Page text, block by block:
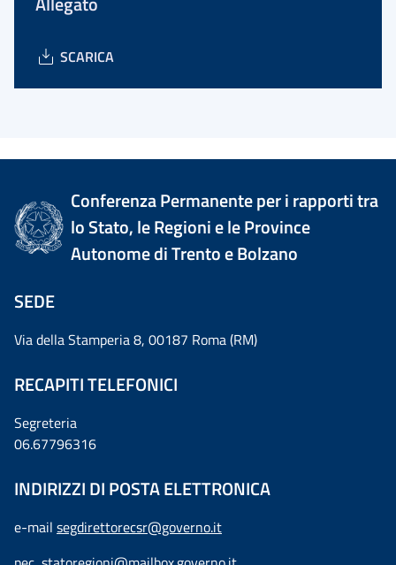
SCARICA
Conferenza Permanente per i rapporti tra
lo Stato, le Regioni e le Province
Autonome di Trento e Bolzano
SEDE
Via della Stamperia 8, 00187 Roma (RM)
RECAPITI TELEFONICI
Segreteria
06.67796316
INDIRIZZI DI POSTA ELETTRONICA
e-mail segdirettorecsr@governo.it